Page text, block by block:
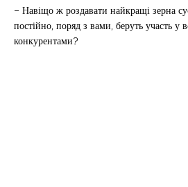
– Навіщо ж роздавати найкращі зерна
постійно, поряд з вами, беруть участь у
конкурентами?